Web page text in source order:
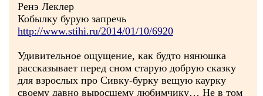
Ренэ Леклер
Кобылку бурую запречь
http://www.stihi.ru/2014/01/10/6920
Удивительное ощущение, как будто нянюшка
рассказывает перед сном старую добрую сказку
для взрослых про Сивку-бурку вещую каурку
своему давно выросшему любимчику… Не в том